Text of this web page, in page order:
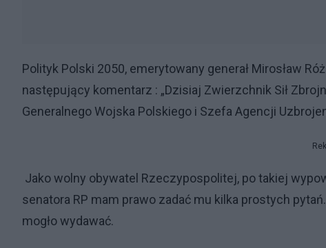
Polityk Polski 2050, emerytowany generał Mirosław
następujący komentarz : „Dzisiaj Zwierzchnik Sił
Generalnego Wojska Polskiego i Szefa Agencji
Jako wolny obywatel Rzeczypospolitej, po takiej
senatora RP mam prawo zadać mu kilka prostych
mogło wydawać.